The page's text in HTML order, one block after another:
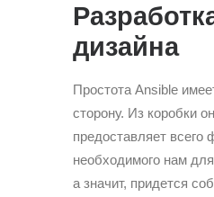
дизайна
Простота Ansible
сторону. Из коробки
предоставляет всего
необходимого нам
а значит, придется